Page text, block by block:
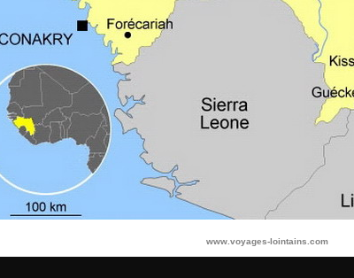
www.voyages-lointains.com